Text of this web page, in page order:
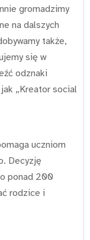
gromadzimy
na dalszych
także,
się w
odznaki
„Kreator social
uczniom
Decyzję
ponad 200
rodzice i